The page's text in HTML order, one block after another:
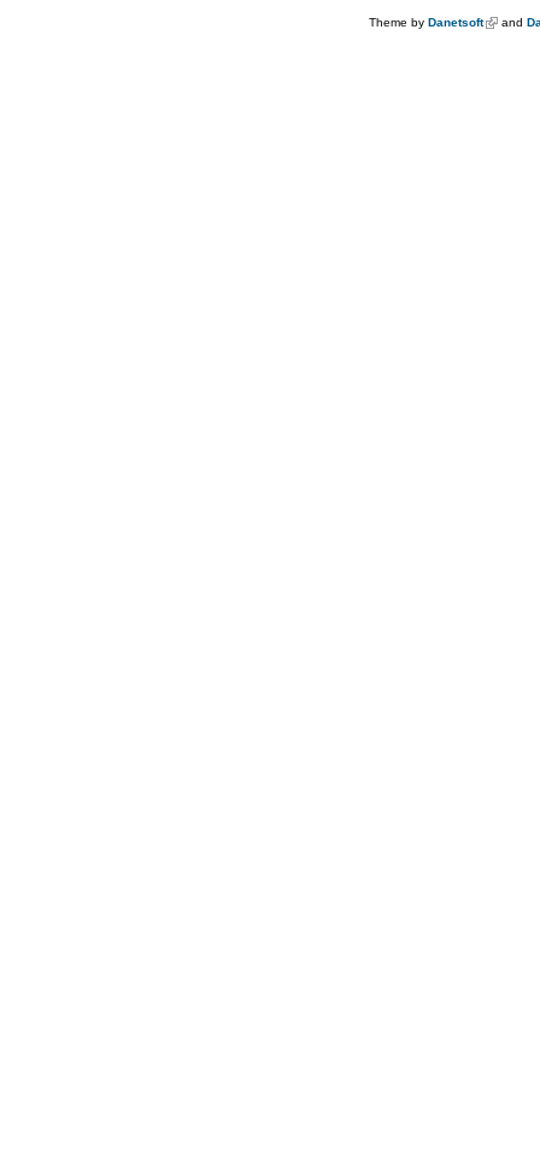
Theme by Danetsoft(link is
and